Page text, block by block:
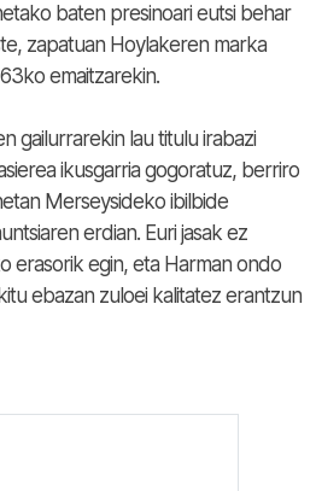
baten presinoari eutsi behar
zapatuan Hoylakeren marka
emaitzarekin.
gailurrarekin lau titulu irabazi
ikusgarria gogoratuz, berriro
Merseysideko ibilbide
erdian. Euri jasak ez
erasorik egin, eta Harman ondo
ebazan zuloei kalitatez erantzun